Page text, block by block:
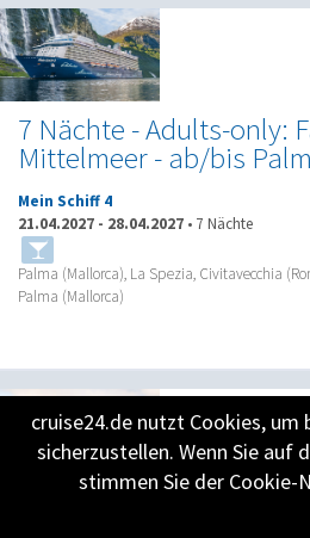
7 Nächte - Adults-only:
Mittelmeer - ab/bis
Mein Schiff 4
21.04.2027 - 28.04.2027 • 7 Nächte
Palma (Mallorca), La Spezia, Civitavecchia
Palma (Mallorca)
cruise24.de nutzt Cookies, um
sicherzustellen. Wenn Sie auf
stimmen Sie der Cookie-